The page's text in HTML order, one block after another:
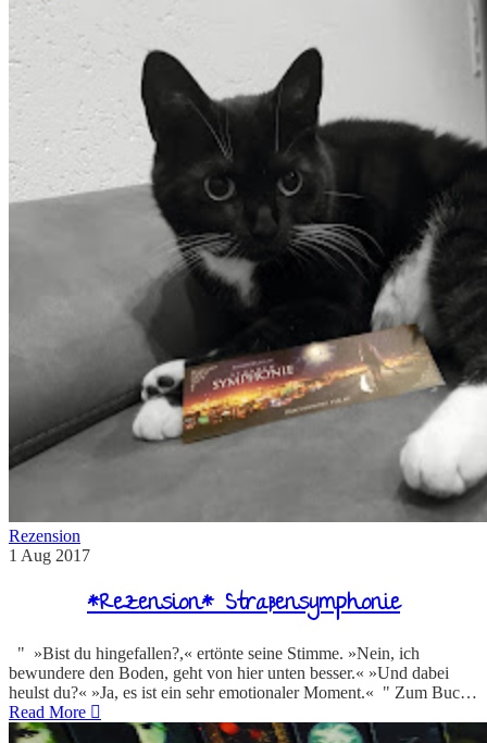
Rezension
1 Aug 2017
*Rezension* Straßensymphonie
" »Bist du hingefallen?,« ertönte seine Stimme. »Nein, ich
bewundere den Boden, geht von hier unten besser.« »Und dabei
heulst du?« »Ja, es ist ein sehr emotionaler Moment.« " Zum Buc…
Read More